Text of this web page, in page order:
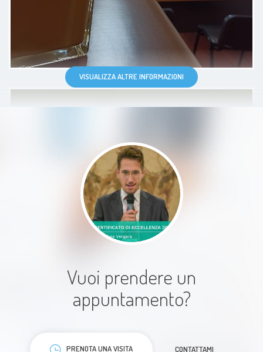
lavorativo di alta qualità una
persona umile e gentile e
soprattutto spiega tutto nei
minimi particolari complimenti in
tutto
Il dottore scrupoloso impeccabile
per disponibilità svolge il suo
Paziente
VISUALIZZA ALTRE INFORMAZIONI
Vuoi prendere un
appuntamento?
PRENOTA UNA VISITA CONTATTAMI